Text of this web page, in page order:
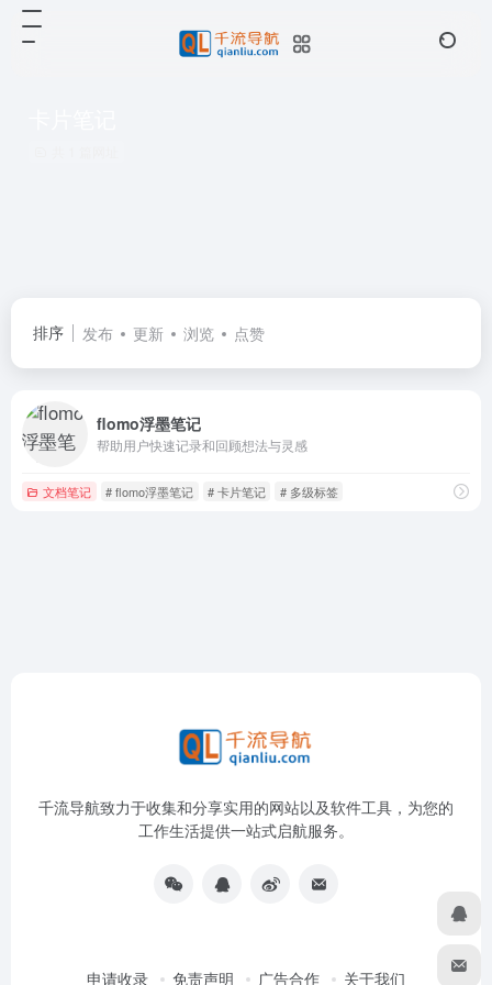
排序 发布 更新 浏览 点赞
flomo浮墨笔记
帮助用户快速记录和回顾想法与灵感
文档笔记 # flomo浮墨笔记 # 卡片笔记 # 多级标签
千流导航致力于收集和分享实用的网站以及软件工具，为您的
工作生活提供一站式启航服务。
申请收录 免责声明 广告合作 关于我们